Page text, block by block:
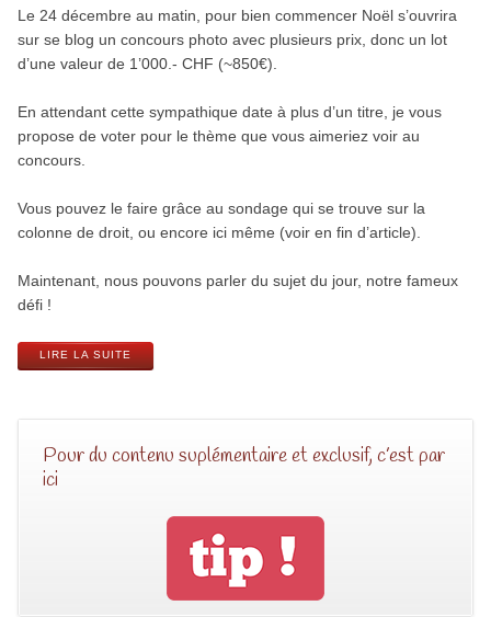
Le 24 décembre au matin, pour bien commencer Noël s’ouvrira
sur se blog un concours photo avec plusieurs prix, donc un lot
d’une valeur de 1’000.- CHF (~850€).
En attendant cette sympathique date à plus d’un titre, je vous
propose de voter pour le thème que vous aimeriez voir au
concours.
Vous pouvez le faire grâce au sondage qui se trouve sur la
colonne de droit, ou encore ici même (voir en fin d’article).
Maintenant, nous pouvons parler du sujet du jour, notre fameux
défi !
LIRE LA SUITE
Pour du contenu suplémentaire et exclusif, c’est par
ici